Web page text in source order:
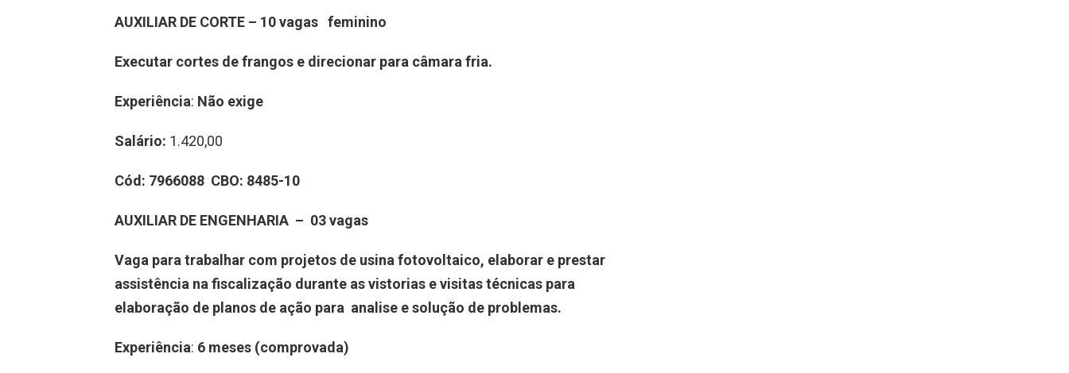
AUXILIAR DE CORTE – 10 vagas feminino
Executar cortes de frangos e direcionar para câmara fria.
Experiência: Não exige
Salário: 1.420,00
Cód: 7966088 CBO: 8485-10
AUXILIAR DE ENGENHARIA – 03 vagas
Vaga para trabalhar com projetos de usina fotovoltaico, elaborar e prestar
assistência na fiscalização durante as vistorias e visitas técnicas para
elaboração de planos de ação para analise e solução de problemas.
Experiência: 6 meses (comprovada)